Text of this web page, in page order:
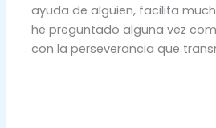
ayuda de alguien, facilita
he preguntado alguna vez
con la perseverancia que